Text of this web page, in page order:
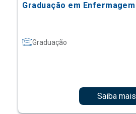
Graduação em Enfermagem
Graduação
Saiba mais